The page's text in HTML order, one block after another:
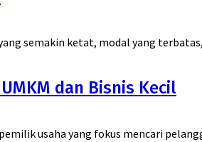
semakin ketat, modal yang
dan Bisnis Kecil
usaha yang fokus mencari